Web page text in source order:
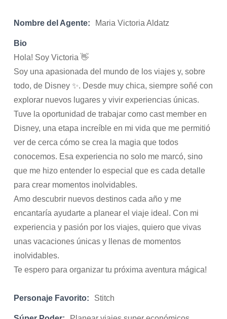
Nombre del Agente: Maria Victoria Aldatz
Bio
Hola! Soy Victoria 👋
Soy una apasionada del mundo de los viajes y, sobre
todo, de Disney ✨. Desde muy chica, siempre soñé con
explorar nuevos lugares y vivir experiencias únicas.
Tuve la oportunidad de trabajar como cast member en
Disney, una etapa increíble en mi vida que me permitió
ver de cerca cómo se crea la magia que todos
conocemos. Esa experiencia no solo me marcó, sino
que me hizo entender lo especial que es cada detalle
para crear momentos inolvidables.
Amo descubrir nuevos destinos cada año y me
encantaría ayudarte a planear el viaje ideal. Con mi
experiencia y pasión por los viajes, quiero que vivas
unas vacaciones únicas y llenas de momentos
inolvidables.
Te espero para organizar tu próxima aventura mágica!
Personaje Favorito: Stitch